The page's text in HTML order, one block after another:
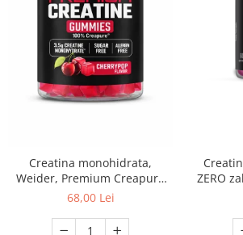
Creatina monohidrata,
Weider, Premium Creapure
Creatine Gummies, Cherry
68,00 Lei
ZERO